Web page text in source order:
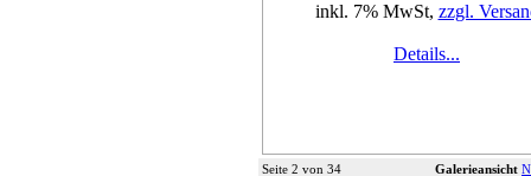
inkl. 7% MwSt, zzgl.
Details...
Seite 2 von 34 Galerieansicht